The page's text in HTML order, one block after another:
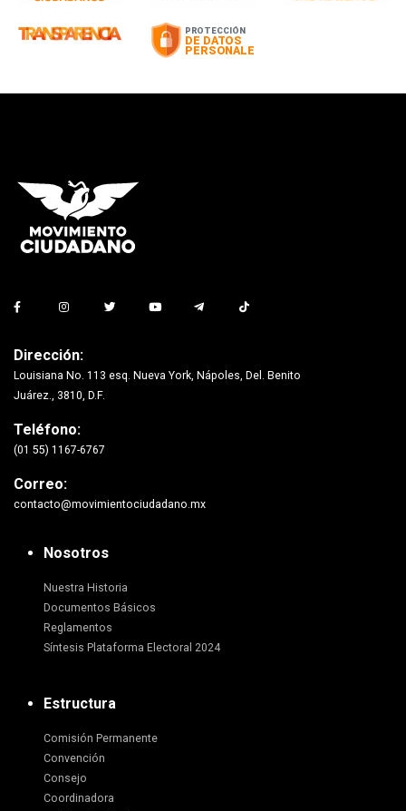
Dirección:
Louisiana No. 113 esq. Nueva York, Nápoles, Del. Benito
Juárez., 3810, D.F.
Teléfono:
(01 55) 1167-6767
Correo:
contacto@movimientociudadano.mx
Nosotros
Nuestra Historia
Documentos Básicos
Reglamentos
Síntesis Plataforma Electoral 2024
Estructura
Comisión Permanente
Convención
Consejo
Coordinadora